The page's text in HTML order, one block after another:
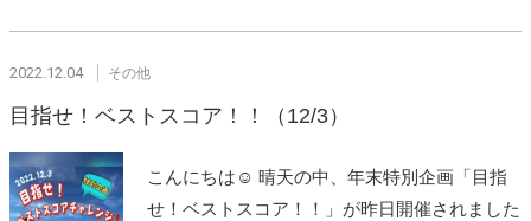
2022.12.04 その他
目指せ！ベストスコア！！（12/3）
こんにちは☺ 晴天の中、年末特別企画「目指
せ！ベストスコア！！」が昨日開催されました